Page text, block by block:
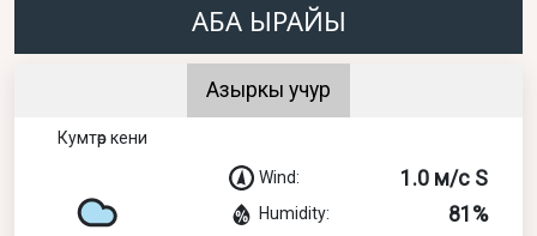
АБА ЫРАЙЫ
Азыркы учур
Кумтөр кени
Wind: 1.0 м/с S
Humidity: 81%